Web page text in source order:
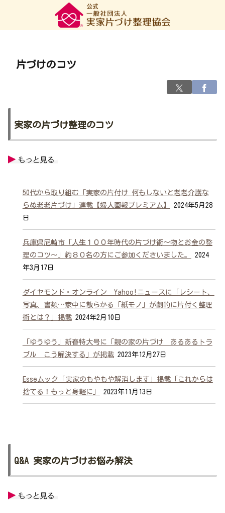
片づけのコツ
実家の片づけ整理のコツ
50代から取り組む「実家の片付け 何もしないと老老介護な
らぬ老老片づけ」連載【婦人画報プレミアム】
2024年5月28
日
兵庫県尼崎市「人生１００年時代の片づけ術～物とお金の整
理のコツ～」約８０名の方にご参加くださいました。
2024
年3月17日
ダイヤモンド・オンライン Yahoo!ニュースに「レシート、
写真、書類…家中に散らかる「紙モノ」が劇的に片付く整理
術とは？」掲載2024年2月10日
「ゆうゆう」新春特大号に「親の家の片づけ あるあるトラ
ブル こう解決する」が掲載2023年12月27日
Esseムック「実家のもやもや解消します」掲載「これからは
捨てる！もっと身軽に」
2023年11月13日
Q&A 実家の片づけお悩み解決